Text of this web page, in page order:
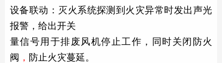
设备联动：灭火系统探测到火灾异常时发出声光
报警，给出开关
量信号用于排废风机停止工作，同时关闭防火
阀 ， 防止火灾蔓延。